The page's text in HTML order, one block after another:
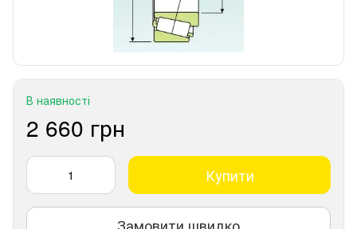
В наявності
2 660 грн
Купити